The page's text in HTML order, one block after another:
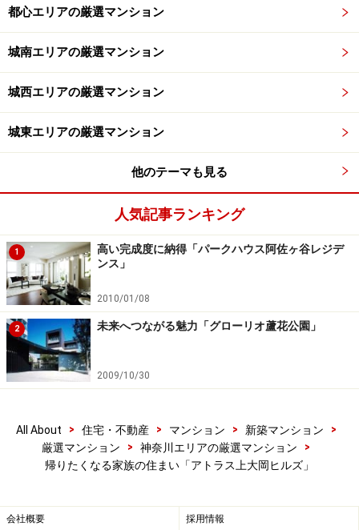
「出会いのホール」完成予想CG ※計画段階の図面を基に描
いたもので、実際とは異なります
「たいようの庭」だろう。敷地内のプライベートな空間
ポイントだが、何よりも高台の立地特性を生かした“開放
感”は何物にも代えがたいだろう。さらに住棟屋上に設け
られる庭園「そらテラス」からは、ランドマークタワー
をはじめ横浜の街を望む壮大なパノラマが広がる。ま
た、敷地内の空間を彩る照明にも専門のデザイナーを起
用。時間帯によって光量を調節して敷地内を移動する際
の足元の明るさに配慮したり、「ほしぞらの丘」に配さ
れる星をイメージした球状の照明のように、この住まい
で過ごすことが楽しくなるようなデザインが施される。
「ほしぞらの丘」完成予想CG ※計画段階の図面を基に描き
都心エリアの厳選マンション
城南エリアの厳選マンション
城西エリアの厳選マンション
城東エリアの厳選マンション
他のテーマも見る
人気記事ランキング
1
高い完成度に納得「パークハウス阿佐ヶ谷レジデ
ンス」
2010/01/08
2 未来へつながる魅力「グローリオ蘆花公園」
2009/10/30
All About > 住宅・不動産 > マンション > 新築マンション
>
厳選マンション
> 神奈川エリアの厳選マンション
>
帰りたくなる家族の住まい「アトラス上大岡ヒルズ」
会社概要 採用情報